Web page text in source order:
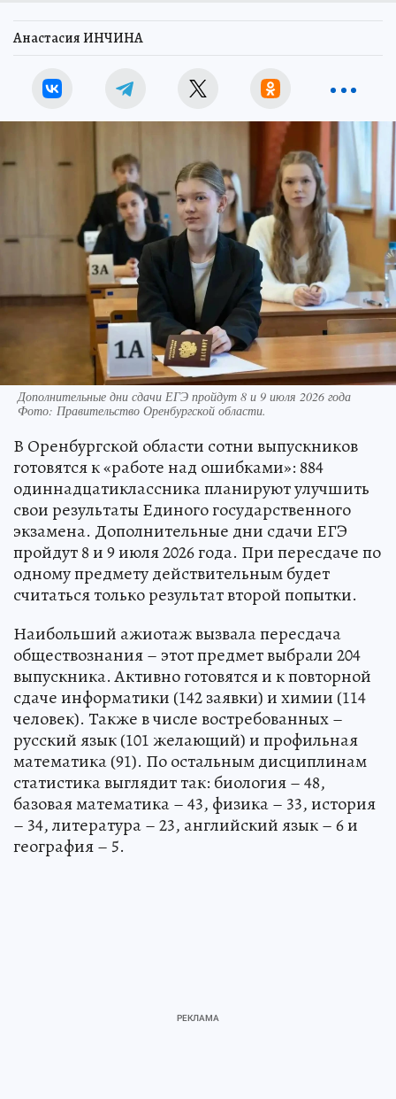
Анастасия ИНЧИНА
Дополнительные дни сдачи ЕГЭ пройдут 8 и 9 июля 2026 года
Фото: Правительство Оренбургской области.
В Оренбургской области сотни выпускников
готовятся к «работе над ошибками»: 884
одиннадцатиклассника планируют улучшить
свои результаты Единого государственного
экзамена. Дополнительные дни сдачи ЕГЭ
пройдут 8 и 9 июля 2026 года. При пересдаче по
одному предмету действительным будет
считаться только результат второй попытки.
Наибольший ажиотаж вызвала пересдача
обществознания – этот предмет выбрали 204
выпускника. Активно готовятся и к повторной
сдаче информатики (142 заявки) и химии (114
человек). Также в числе востребованных –
русский язык (101 желающий) и профильная
математика (91). По остальным дисциплинам
статистика выглядит так: биология – 48,
базовая математика – 43, физика – 33, история
– 34, литература – 23, английский язык – 6 и
география – 5.